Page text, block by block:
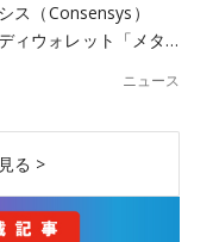
ス（Consensys）
ィウォレット「メタ…
ニュース
る >